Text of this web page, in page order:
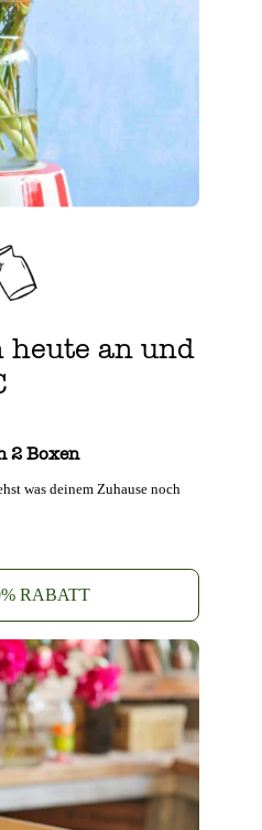
heute an und
2 Boxen
was deinem Zuhause noch
RABATT